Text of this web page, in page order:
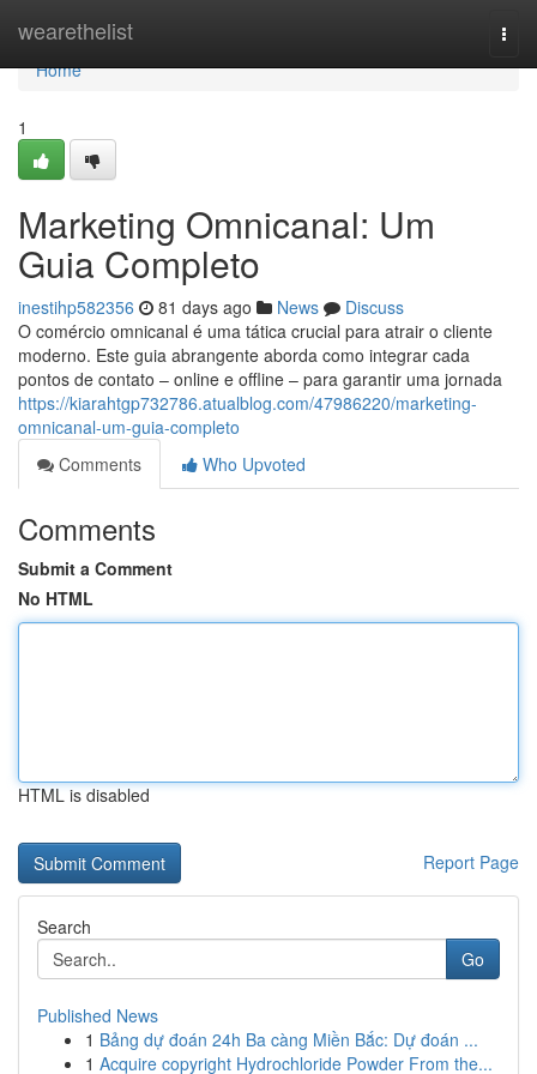
wearethelist
Home
Home
1
Marketing Omnicanal: Um
Guia Completo
inestihp582356 81 days ago News
Discuss
O comércio omnicanal é uma tática crucial para atrair o cliente
moderno. Este guia abrangente aborda como integrar cada
pontos de contato – online e offline – para garantir uma jornada
https://kiarahtgp732786.atualblog.com/47986220/marketing-
omnicanal-um-guia-completo
Comments
Who Upvoted
Comments
Submit a Comment
No HTML
HTML is disabled
Report Page
Search
Go
Published News
1 Bảng dự đoán 24h Ba càng Miền Bắc: Dự đoán ...
1 Acquire copyright Hydrochloride Powder From the...